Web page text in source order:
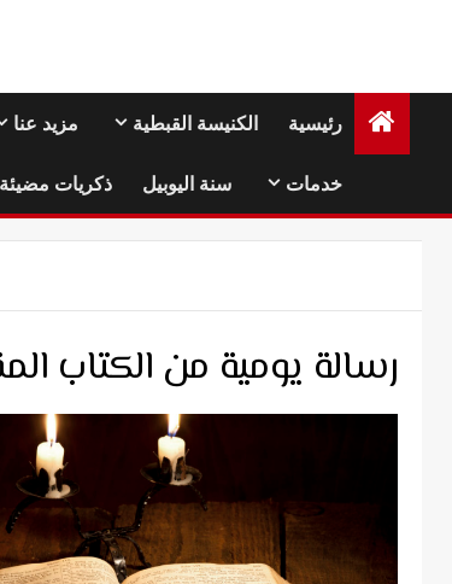
رئيسية الكنيسة القبطية مزيد عنا
خدمات سنة اليوبيل ذكريات مضيئة
رسالة يومية من الكتاب